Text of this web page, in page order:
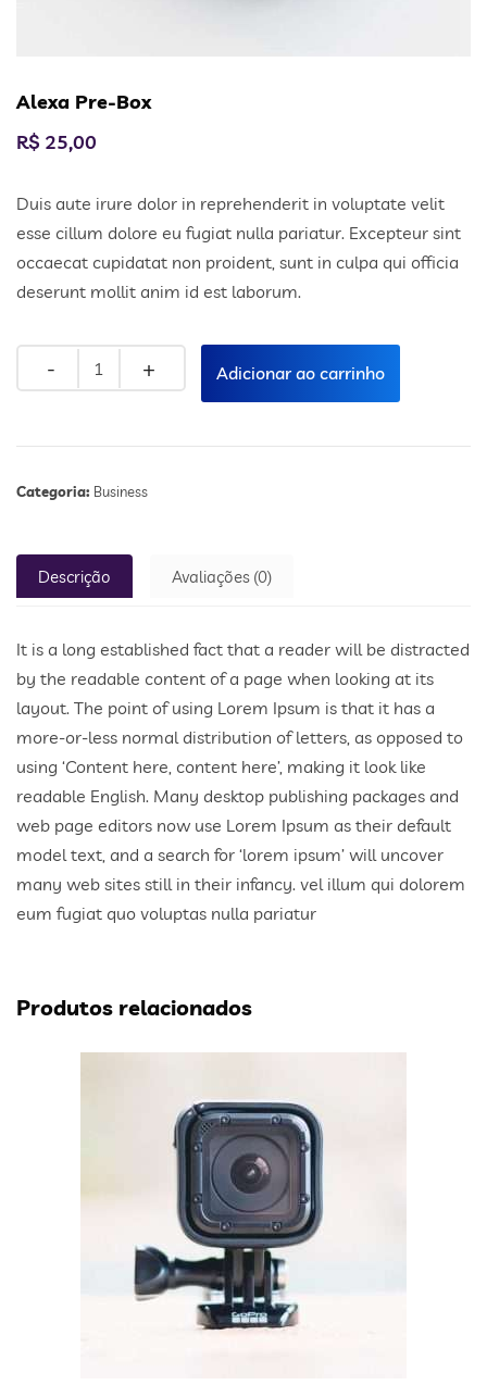
Alexa Pre-Box
R$ 25,00
Duis aute irure dolor in reprehenderit in voluptate velit
esse cillum dolore eu fugiat nulla pariatur. Excepteur sint
occaecat cupidatat non proident, sunt in culpa qui officia
deserunt mollit anim id est laborum.
Adicionar ao carrinho
Categoria: Business
Descrição Avaliações (0)
It is a long established fact that a reader will be distracted
by the readable content of a page when looking at its
layout. The point of using Lorem Ipsum is that it has a
more-or-less normal distribution of letters, as opposed to
using ‘Content here, content here’, making it look like
readable English. Many desktop publishing packages and
web page editors now use Lorem Ipsum as their default
model text, and a search for ‘lorem ipsum’ will uncover
many web sites still in their infancy. vel illum qui dolorem
eum fugiat quo voluptas nulla pariatur
Produtos relacionados